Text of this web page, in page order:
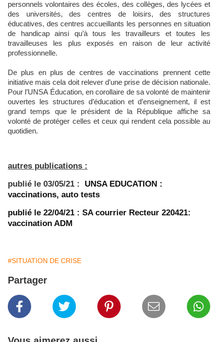
personnels volontaires des écoles, des collèges, des lycées et
des universités, des centres de loisirs, des structures
éducatives, des centres accueillants les personnes en situation
de handicap ainsi qu’à tous les travailleurs et toutes les
travailleuses les plus exposés en raison de leur activité
professionnelle.
De plus en plus de centres de vaccinations prennent cette
initiative mais cela doit relever d’une prise de décision nationale.
Pour l’UNSA Éducation, en corollaire de sa volonté de maintenir
ouvertes les structures d’éducation et d’enseignement, il est
grand temps que le président de la République affiche sa
volonté de protéger celles et ceux qui rendent cela possible au
quotidien.
autres publications :
publié le 03/05/21 :
UNSA EDUCATION :
vaccinations, auto tests
publié le 22/04/21 : SA courrier Recteur 220421:
vaccination ADM
#SITUATION DE CRISE
Partager